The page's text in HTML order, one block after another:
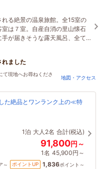
る絶景の温泉旅館。全15室の
は７室。自産自消の里山懐石
が届きそうな露天風呂、全て
一切なし！源泉100％のこだわ
ました
て現地へお尋ねくださ
地図・アクセス
た絶品とワンランク上の≪特
1泊 大人2名 合計(税込)
91,800円～
1名 45,900円～
～ ポイントUP 1,836ポイント～